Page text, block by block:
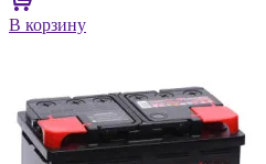
В корзину